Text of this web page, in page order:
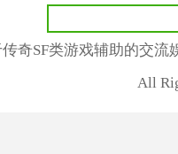
奇SF类游戏辅助的交
All